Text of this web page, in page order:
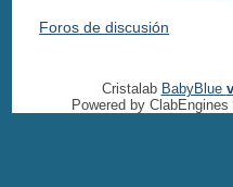
Foros de discusión
Cristalab BabyBlue
Powered by ClabEngines